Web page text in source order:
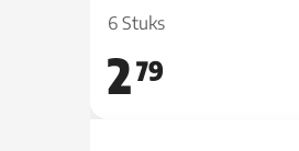
6 Stuks
279